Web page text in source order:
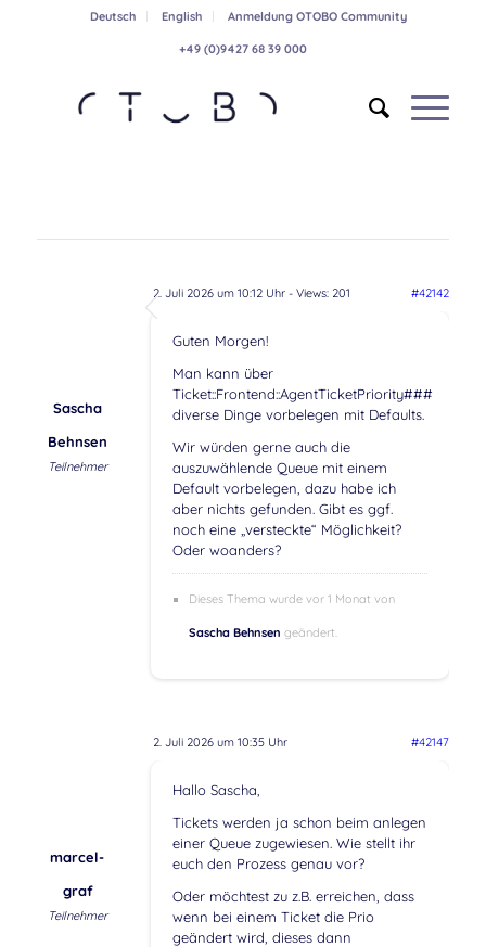
Deutsch English Anmeldung OTOBO Community
+49 (0)9427 68 39 000
2. Juli 2026 um 10:12 Uhr- Views: 201 #42142
Sascha
Behnsen
Teilnehmer
Guten Morgen!
Man kann über
Ticket::Frontend::AgentTicketPriority###
diverse Dinge vorbelegen mit Defaults.
Wir würden gerne auch die
auszuwählende Queue mit einem
Default vorbelegen, dazu habe ich
aber nichts gefunden. Gibt es ggf.
noch eine „versteckte“ Möglichkeit?
Oder woanders?
Dieses Thema wurde vor 1 Monat von
Sascha Behnsen geändert.
2. Juli 2026 um 10:35 Uhr #42147
marcel-
graf
Teilnehmer
Hallo Sascha,
Tickets werden ja schon beim anlegen
einer Queue zugewiesen. Wie stellt ihr
euch den Prozess genau vor?
Oder möchtest zu z.B. erreichen, dass
wenn bei einem Ticket die Prio
geändert wird, dieses dann